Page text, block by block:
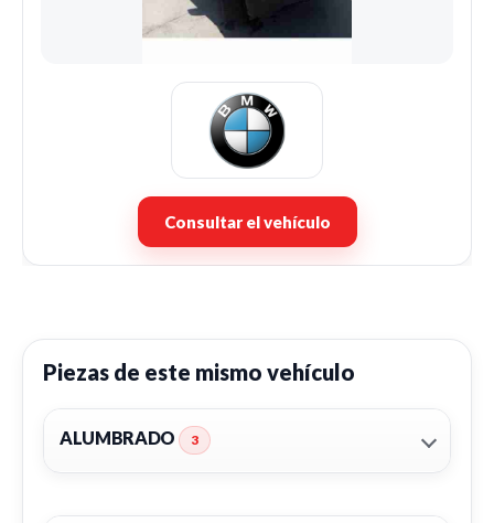
Consultar el vehículo
Piezas de este mismo vehículo
ALUMBRADO 3